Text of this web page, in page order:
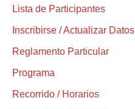
Lista de Participantes
Inscribirse / Actualizar Datos
Reglamento Particular
Programa
Recorrido / Horarios